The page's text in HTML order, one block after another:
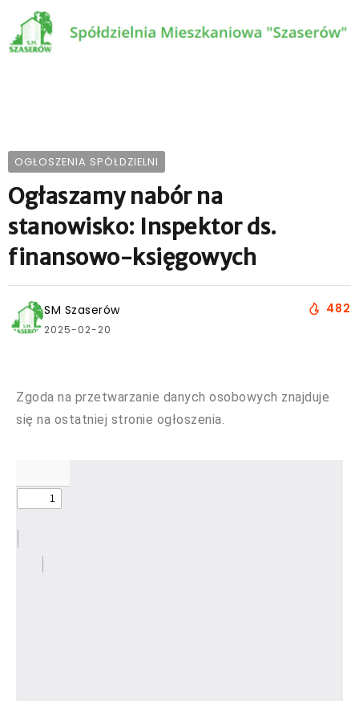
OGŁOSZENIA SPÓŁDZIELNI
Ogłaszamy nabór na
stanowisko: Inspektor ds.
finansowo-księgowych
SM Szaserów
2025-02-20
482
Zgoda na przetwarzanie danych osobowych znajduje
się na ostatniej stronie ogłoszenia.